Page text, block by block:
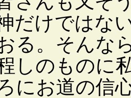
だけではな
る。そんな
しのものに
にお道の信